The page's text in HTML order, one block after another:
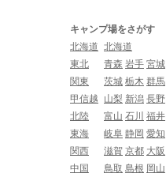
キャンプ場をさがす
北海道 北海道
東北
青森 岩手 宮城
関東
茨城 栃木 群馬
甲信越
山梨 新潟 長野
北陸
富山 石川 福井
東海
岐阜 静岡 愛知
関西
滋賀 京都 大阪
中国
鳥取 島根 岡山